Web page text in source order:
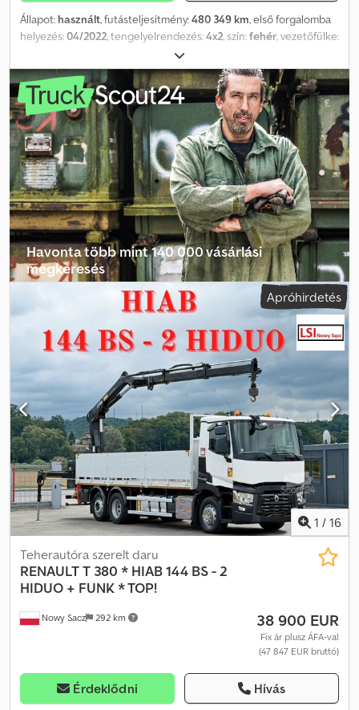
Állapot: használt, futásteljesítmény:480 349 km, első forgalomba
helyezés:04/2022, tengelyelrendezés:4x2, szín:fehér, vezetőfülke:
, Felszereltség:
ablakemelő, ködlámpák, légkondicionálás, = További opciók és
tartozékok = - ADR - Ikerkeréktengely - Klímavezérlés = További
információk = Bruttó tömeg: 8.336 kg Hasznos teher: 9.664 kg
TELJES ÖSSZTÖMEG: 18.000 kg A fekvőhelyek száma: 2
Dkedeznky Uepfx Abuor Tulajdonosok száma: 1
Havonta több mint 140 000 vásárlási
megkeresés
Válassza ki a kereskedői csomagotApróhirdetés
1 / 16
Nowy Sacz 292 km
Teherautóra szerelt daru
RENAULTT 380 * HIAB 144 BS - 2
HIDUO + FUNK * TOP!
38 900 EUR
Fix ár plusz ÁFA-val
(47 847 EUR bruttó)
Érdeklődni Hívás